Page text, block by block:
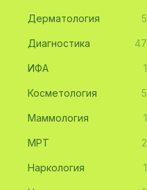
Дерматология 5
Диагностика 47
ИФА 1
Косметология 5
Маммология 1
МРТ 2
Наркология 1